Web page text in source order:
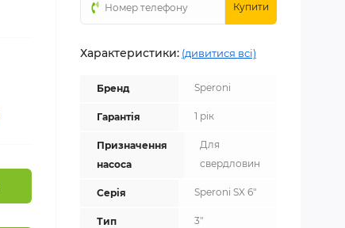
Купити
Характеристики: (дивитися всі)
Бренд Speroni
Гарантія 1 рік
Призначення
насоса
Для
свердловин
Серія Speroni SX 6"
Тип
3"